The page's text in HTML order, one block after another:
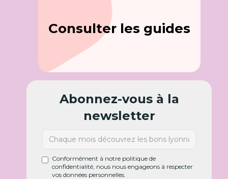
Consulter les guides
Abonnez-vous à la
newsletter
Conformément à notre politique de
confidentialité, nous nous engageons à respecter
vos données personnelles.